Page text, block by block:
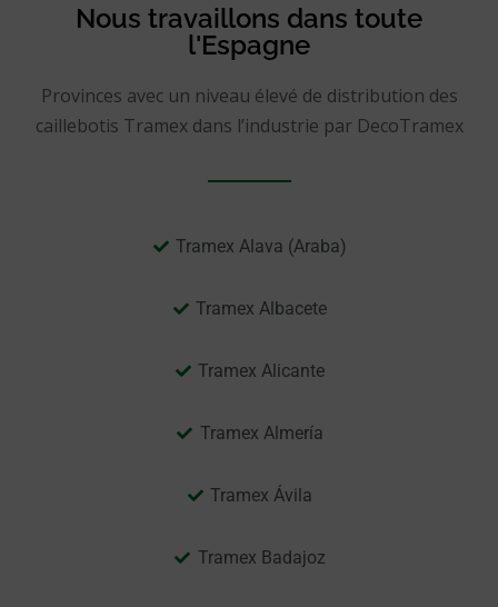
Nous travaillons dans toute
l'Espagne
Provinces avec un niveau élevé de distribution des
caillebotis Tramex dans l’industrie par DecoTramex
Tramex Alava (Araba)
Tramex Albacete
Tramex Alicante
Tramex Almería
Tramex Ávila
Tramex Badajoz